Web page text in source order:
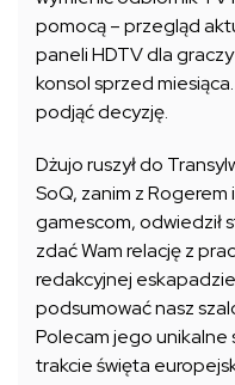
pomocą – przegląd
paneli HDTV dla
konsol sprzed
podjąć decyzję.
Dżujo ruszył do
SoQ, zanim z
gamescom, odwiedził
zdać Wam relację z
redakcyjnej
podsumować nasz
Polecam jego unikalne
trakcie święta